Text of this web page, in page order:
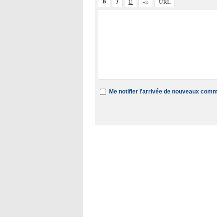
Me notifier l'arrivée de nouveaux